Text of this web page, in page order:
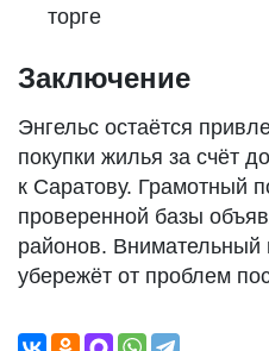
торге
Заключение
Энгельс остаётся
покупки жилья за счёт
к Саратову. Грамотный
проверенной базы
районов. Внимательный
убережёт от проблем